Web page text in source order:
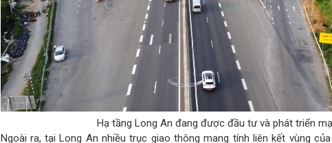
Hạ tầng Long An đang được đầu tư và phát triển
Ngoài ra, tại Long An nhiều trục giao thông mang tính liên kết vùng